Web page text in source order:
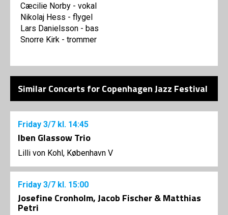
Cæcilie Norby - vokal
Nikolaj Hess - flygel
Lars Danielsson - bas
Snorre Kirk - trommer
Similar Concerts for Copenhagen Jazz Festival
Friday 3/7 kl. 14:45
Iben Glassow Trio
Lilli von Kohl, København V
Friday 3/7 kl. 15:00
Josefine Cronholm, Jacob Fischer & Matthias
Petri